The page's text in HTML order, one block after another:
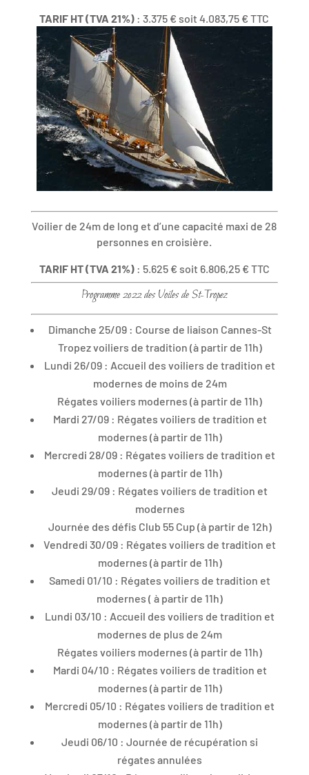
TARIF HT (TVA 21%) : 3.375 € soit 4.083,75 € TTC
Voilier de 24m de long et d’une capacité maxi de 28
personnes en croisière.
TARIF HT (TVA 21%): 5.625 € soit 6.806,25 € TTC
Programme 2022 des Voiles de St-Tropez
Dimanche 25/09 : Course de liaison Cannes-St
Tropez voiliers de tradition (à partir de 11h)
Lundi 26/09 : Accueil des voiliers de tradition et
modernes de moins de 24m
Régates voiliers modernes (à partir de 11h)
Mardi 27/09 : Régates voiliers de tradition et
modernes (à partir de 11h)
Mercredi 28/09 : Régates voiliers de tradition et
modernes (à partir de 11h)
Jeudi 29/09 : Régates voiliers de tradition et
modernes
Journée des défis Club 55 Cup (à partir de 12h)
Vendredi 30/09 : Régates voiliers de tradition et
modernes (à partir de 11h)
Samedi 01/10 : Régates voiliers de tradition et
modernes ( à partir de 11h)
Lundi 03/10 : Accueil des voiliers de tradition et
modernes de plus de 24m
Régates voiliers modernes (à partir de 11h)
Mardi 04/10 : Régates voiliers de tradition et
modernes (à partir de 11h)
Mercredi 05/10 : Régates voiliers de tradition et
modernes (à partir de 11h)
Jeudi 06/10 : Journée de récupération si
régates annulées